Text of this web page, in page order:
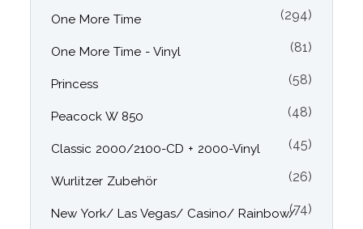
One More Time (294)
One More Time - Vinyl (81)
Princess (58)
Peacock W 850 (48)
Classic 2000/2100-CD + 2000-Vinyl (45)
Wurlitzer Zubehör (26)
New York/ Las Vegas/ Casino/ Rainbow/(74)